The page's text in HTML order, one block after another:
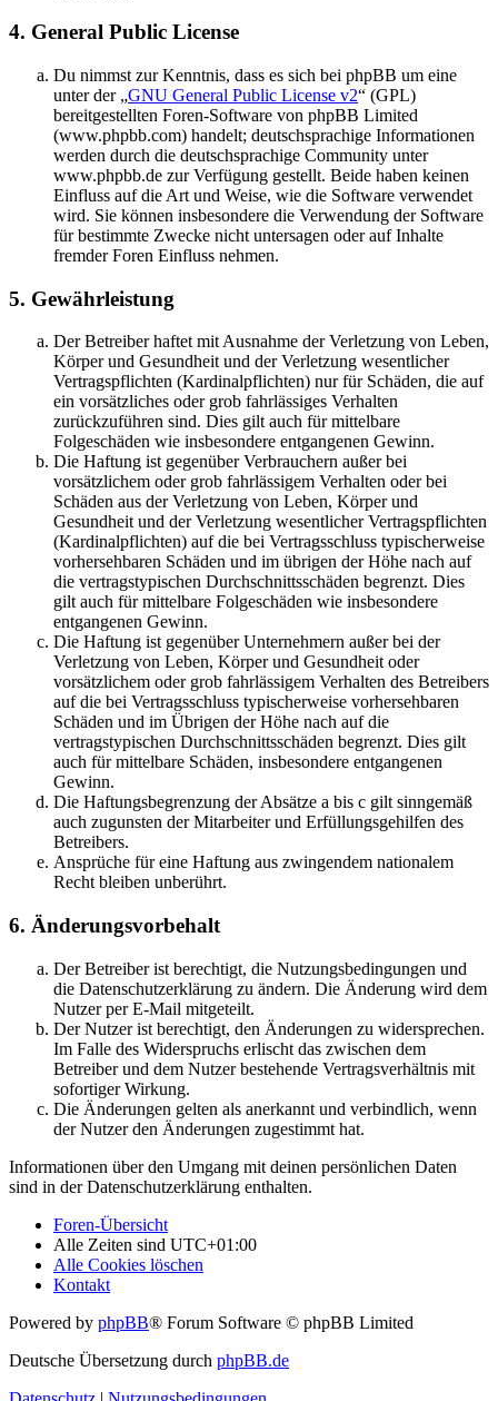
4. General Public License
Du nimmst zur Kenntnis, dass es sich bei phpBB um eine
unter der „GNU General Public License v2“ (GPL)
bereitgestellten Foren-Software von phpBB Limited
(www.phpbb.com) handelt; deutschsprachige Informationen
werden durch die deutschsprachige Community unter
www.phpbb.de zur Verfügung gestellt. Beide haben keinen
Einfluss auf die Art und Weise, wie die Software verwendet
wird. Sie können insbesondere die Verwendung der Software
für bestimmte Zwecke nicht untersagen oder auf Inhalte
fremder Foren Einfluss nehmen.
5. Gewährleistung
Der Betreiber haftet mit Ausnahme der Verletzung von Leben,
Körper und Gesundheit und der Verletzung wesentlicher
Vertragspflichten (Kardinalpflichten) nur für Schäden, die auf
ein vorsätzliches oder grob fahrlässiges Verhalten
zurückzuführen sind. Dies gilt auch für mittelbare
Folgeschäden wie insbesondere entgangenen Gewinn.
Die Haftung ist gegenüber Verbrauchern außer bei
vorsätzlichem oder grob fahrlässigem Verhalten oder bei
Schäden aus der Verletzung von Leben, Körper und
Gesundheit und der Verletzung wesentlicher Vertragspflichten
(Kardinalpflichten) auf die bei Vertragsschluss typischerweise
vorhersehbaren Schäden und im übrigen der Höhe nach auf
die vertragstypischen Durchschnittsschäden begrenzt. Dies
gilt auch für mittelbare Folgeschäden wie insbesondere
entgangenen Gewinn.
Die Haftung ist gegenüber Unternehmern außer bei der
Verletzung von Leben, Körper und Gesundheit oder
vorsätzlichem oder grob fahrlässigem Verhalten des Betreibers
auf die bei Vertragsschluss typischerweise vorhersehbaren
Schäden und im Übrigen der Höhe nach auf die
vertragstypischen Durchschnittsschäden begrenzt. Dies gilt
auch für mittelbare Schäden, insbesondere entgangenen
Gewinn.
Die Haftungsbegrenzung der Absätze a bis c gilt sinngemäß
auch zugunsten der Mitarbeiter und Erfüllungsgehilfen des
Betreibers.
Ansprüche für eine Haftung aus zwingendem nationalem
Recht bleiben unberührt.
6. Änderungsvorbehalt
Der Betreiber ist berechtigt, die Nutzungsbedingungen und
die Datenschutzerklärung zu ändern. Die Änderung wird dem
Nutzer per E-Mail mitgeteilt.
Der Nutzer ist berechtigt, den Änderungen zu widersprechen.
Im Falle des Widerspruchs erlischt das zwischen dem
Betreiber und dem Nutzer bestehende Vertragsverhältnis mit
sofortiger Wirkung.
Die Änderungen gelten als anerkannt und verbindlich, wenn
der Nutzer den Änderungen zugestimmt hat.
Informationen über den Umgang mit deinen persönlichen Daten
sind in der Datenschutzerklärung enthalten.
Foren-Übersicht
Alle Zeiten sind UTC+01:00
Alle Cookies löschen
Kontakt
Powered by phpBB® Forum Software © phpBB Limited
Deutsche Übersetzung durch phpBB.de